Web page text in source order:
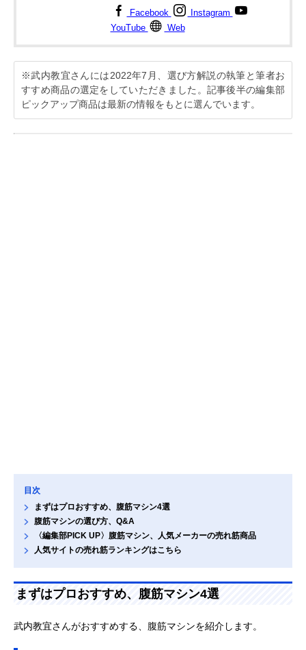
Facebook
Instagram
YouTube
Web
※武内教宜さんには2022年7月、選び方解説の執筆と筆者お
すすめ商品の選定をしていただきました。記事後半の編集部
ピックアップ商品は最新の情報をもとに選んでいます。
目次
まずはプロおすすめ、腹筋マシン4選
腹筋マシンの選び方、Q&A
〈編集部PICK UP〉腹筋マシン、人気メーカーの売れ筋商品
人気サイトの売れ筋ランキングはこちら
まずはプロおすすめ、腹筋マシン4選
武内教宜さんがおすすめする、腹筋マシンを紹介します。